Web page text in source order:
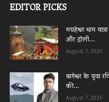
EDITOR PICKS
मद्महेश्वर धाम
और ट्रॉली...
August 7, 2026
बागेश्वर के युवा
की...
August 7, 2026